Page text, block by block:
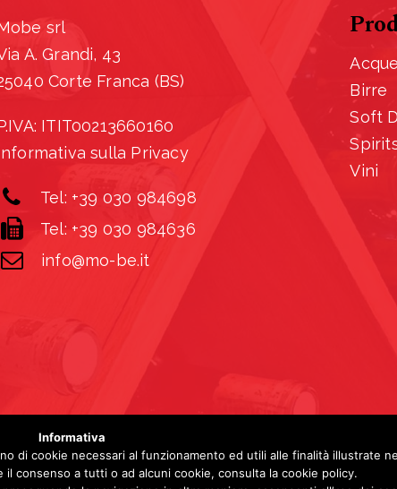
srl
A. Grandi, 43
Corte Franca (BS)
ITIT00213660160
sulla Privacy
Tel: +39 030 984698
Tel: +39 030 984636
info@mo-be.it
Acque
Birre
Soft
Vini
Informativa
di cookie necessari al funzionamento ed utili alle finalità illustrate
il consenso a tutti o ad alcuni cookie, consulta la cookie policy.